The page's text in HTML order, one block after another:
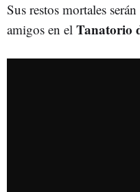
Sus restos mortales
amigos en el Tanatorio